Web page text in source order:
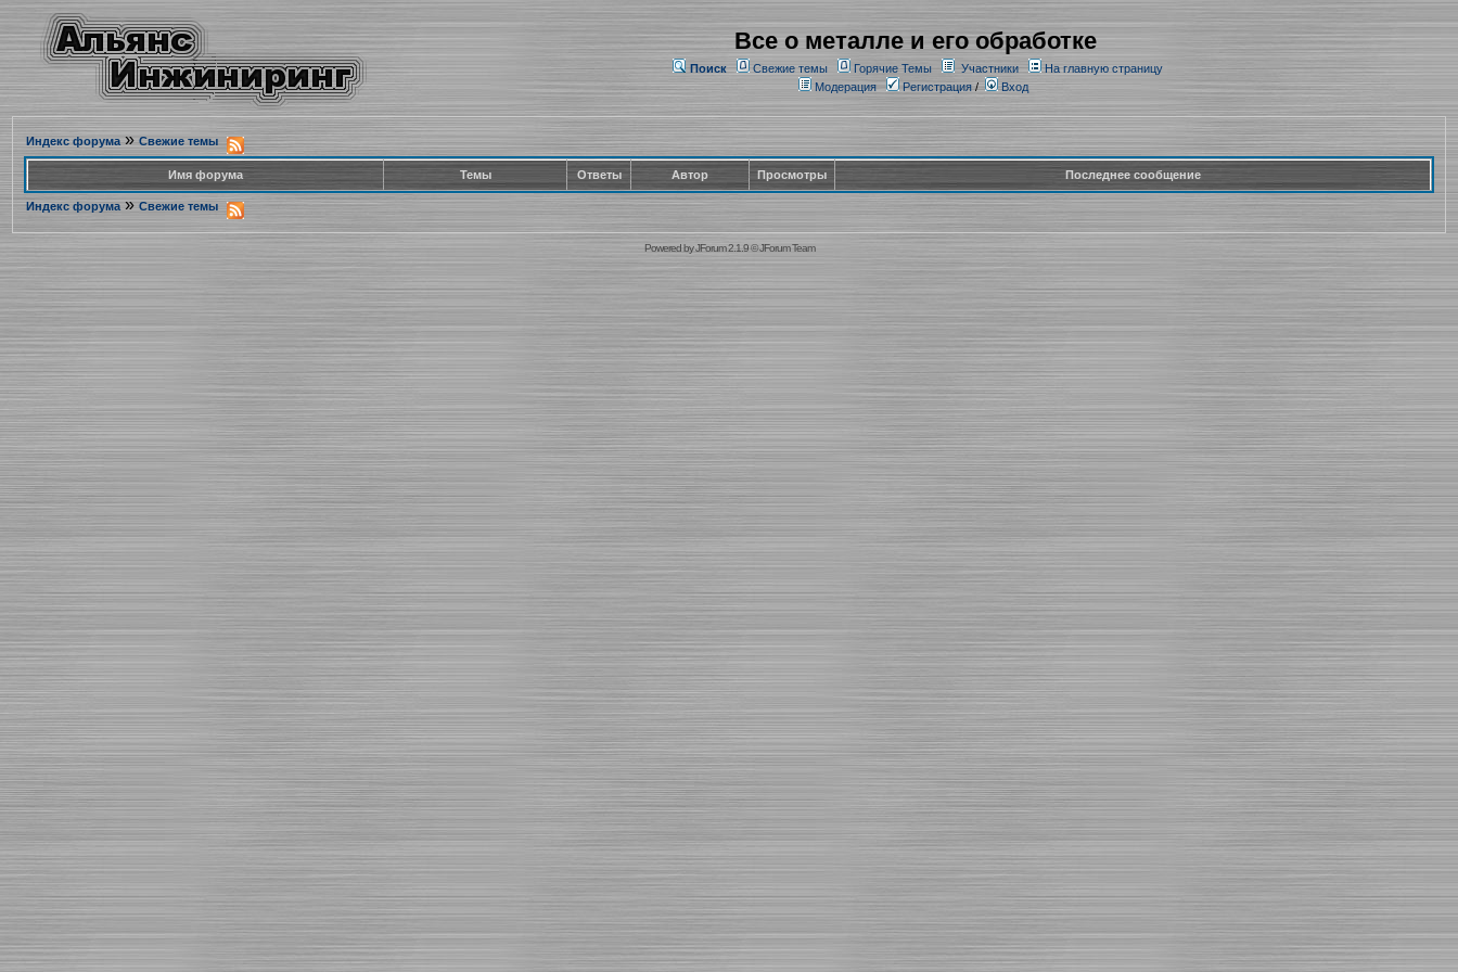
Все о металле и его обработке
Поиск Свежие темы Горячие Темы Участники
На главную страницу
Модерация
Регистрация/ Вход
Индекс форума» Свежие темы
Имя форума Темы Ответы Автор Просмотры Последнее сообщение
Индекс форума » Свежие темы
Powered byJForum 2.1.9©JForum Team